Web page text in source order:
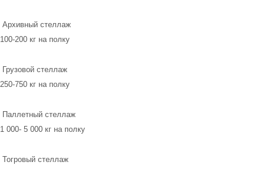
Архивный стеллаж
100-200 кг на полку
Грузовой стеллаж
250-750 кг на полку
Паллетный стеллаж
1 000- 5 000 кг на полку
Тогровый стеллаж